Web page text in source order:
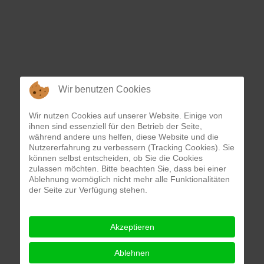
Wir benutzen Cookies
Wir nutzen Cookies auf unserer Website. Einige von
ihnen sind essenziell für den Betrieb der Seite,
während andere uns helfen, diese Website und die
Nutzererfahrung zu verbessern (Tracking Cookies). Sie
können selbst entscheiden, ob Sie die Cookies
zulassen möchten. Bitte beachten Sie, dass bei einer
Ablehnung womöglich nicht mehr alle Funktionalitäten
der Seite zur Verfügung stehen.
Akzeptieren
Ablehnen